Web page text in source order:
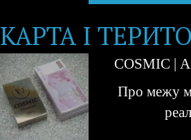
КАРТА І
COSMIC |
Про межу